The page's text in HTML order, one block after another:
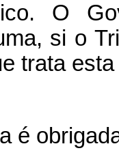
O
si o
trata
é